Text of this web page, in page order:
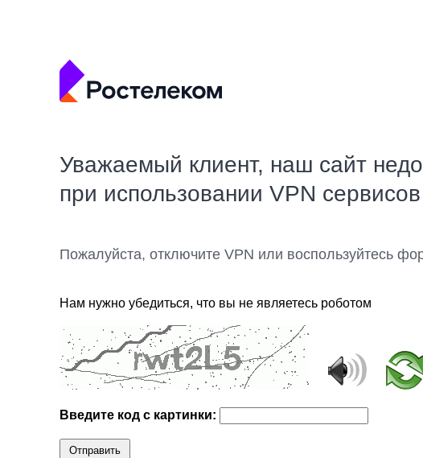
Уважаемый клиент, наш сайт
при использовании VPN сервисов
Пожалуйста, отключите VPN или воспользуйтесь
Нам нужно убедиться, что вы не являетесь роботом
Введите код с картинки:
Отправить